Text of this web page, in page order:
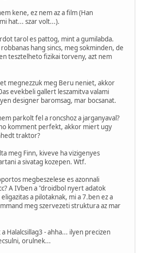
kene, ez nem az a film (Han
hat... szar volt...).
tarol es pattog, mint a gumilabda.
hang sincs, meg sokminden, de
tesztelheto fizikai torveny, azt nem
megnezzuk meg Beru neniet, akkor
evekbeli gallert leszamitva valami
designer baromsag, mar bocsanat.
parkolt fel a roncshoz a jarganyaval?
komment perfekt, akkor miert ugy
traktor?
meg Finn, kiveve ha vizigenyes
a sivatag kozepen. Wtf.
megbeszelese es azonnali
A IVben a "droidbol nyert adatok
a pilotaknak, mi a 7.ben ez a
meg szervezeti struktura az mar
Halalcsillag3 - ahha... ilyen precizen
orulnek...